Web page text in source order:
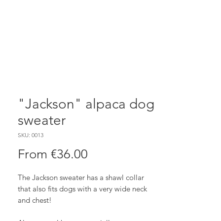
"Jackson" alpaca dog
sweater
SKU: 0013
From €36.00
The Jackson sweater has a shawl collar
that also fits dogs with a very wide neck
and chest!